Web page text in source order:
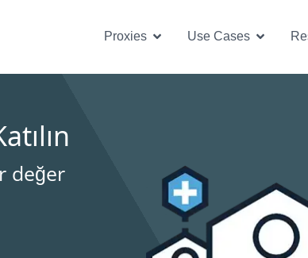
Proxies Open Proxies
Use Cases Open
değer